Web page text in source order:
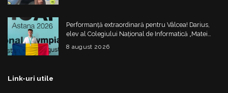
Performanță extraordinară pentru Vâlcea! Darius,
elev al Colegiului Național de Informatică „Matei
Basarab”, a cucerit argintul la Olimpiada
Internațională de Inteligență Artificială
8 august 2026
Link-uri utile